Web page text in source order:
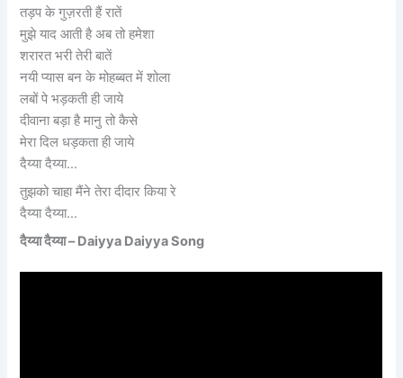
तड़प के गुज़रती हैं रातें
मुझे याद आती है अब तो हमेशा
शरारत भरी तेरी बातें
नयी प्यास बन के मोहब्बत में शोला
लबों पे भड़कती ही जाये
दीवाना बड़ा है मानु तो कैसे
मेरा दिल धड़कता ही जाये
दैय्या दैय्या…
तुझको चाहा मैंने तेरा दीदार किया रे
दैय्या दैय्या…
दैय्या दैय्या – Daiyya Daiyya Song